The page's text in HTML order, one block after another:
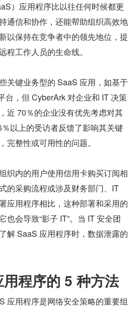
）应用程序比以往任何时候都更
通信和协作，还能帮助组织高效地
以保持在竞争者中的领先地位，提
程工作人员的生命线。
关键业务型的 SaaS 应用，如基于
台，但 CyberArk 对企业和 IT 决策
近 70％的企业没有优先考虑对其
以上的受访者反馈了影响其关键
完整性或可用性的问题。
织内的用户使用信用卡购买订阅相
的采购流程或涉及财务部门、IT
应用程序相比，这种部署和采用的
也会导致“影子 IT”。当 IT 安全团
解 SaaS 应用程序时，数据泄露的
程序的 5 种方法
应用程序是网络安全策略的重要组